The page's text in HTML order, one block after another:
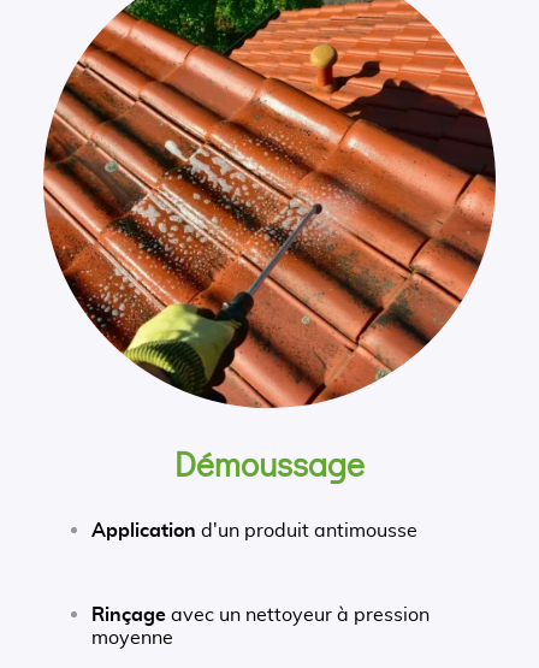
Démoussage
Application d'un produit antimousse
Rinçage avec un nettoyeur à pression
moyenne